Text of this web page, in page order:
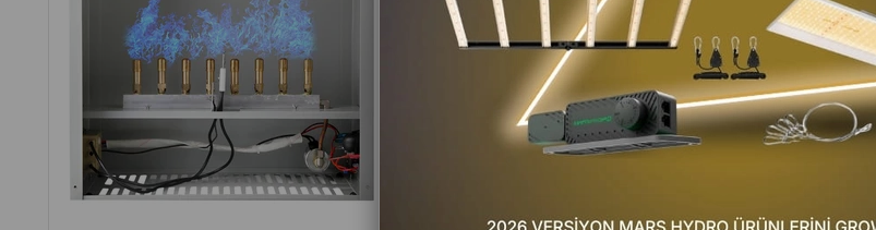
Favorilere Ekle
Yorum Yaz